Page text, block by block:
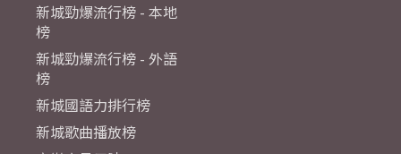
新城勁爆流行榜 - 本地
榜
新城勁爆流行榜 - 外語
榜
新城國語力排行榜
新城歌曲播放榜